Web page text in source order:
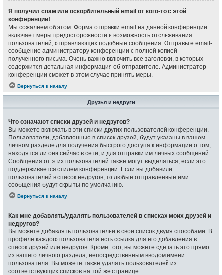
Я получил спам или оскорбительный email от кого-то с этой
конференции!
Мы сожалеем об этом. Форма отправки email на данной конференции
включает меры предосторожности и возможность отслеживания
пользователей, отправляющих подобные сообщения. Отправьте email-
сообщение администратору конференции с полной копией
полученного письма. Очень важно включить все заголовки, в которых
содержится детальная информация об отправителе. Администратор
конференции сможет в этом случае принять меры.
Вернуться к началу
Друзья и недруги
Что означают списки друзей и недругов?
Вы можете включать в эти списки других пользователей конференции.
Пользователи, добавленные в список друзей, будут указаны в вашем
личном разделе для получения быстрого доступа к информации о том,
находятся ли они сейчас в сети, и для отправки им личных сообщений.
Сообщения от этих пользователей также могут выделяться, если это
поддерживается стилем конференции. Если вы добавили
пользователей в список недругов, то любые отправленные ими
сообщения будут скрыты по умолчанию.
Вернуться к началу
Как мне добавлять/удалять пользователей в списках моих друзей и
недругов?
Вы можете добавлять пользователей в свой список двумя способами. В
профиле каждого пользователя есть ссылка для его добавления в
список друзей или недругов. Кроме того, вы можете сделать это прямо
из вашего личного раздела, непосредственным вводом имени
пользователя. Вы можете также удалять пользователей из
соответствующих списков на той же странице.